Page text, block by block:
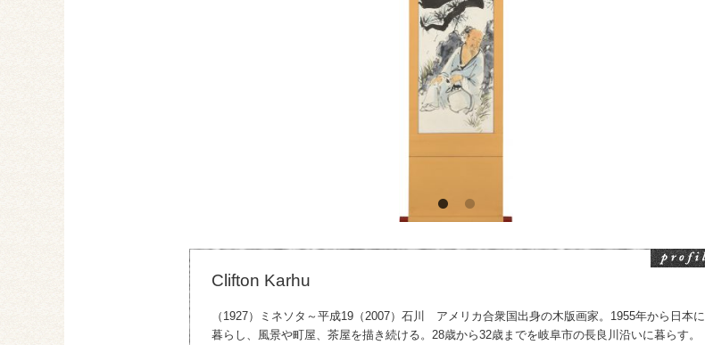
Clifton Karhu
（1927）ミネソタ～平成19（2007）石川 アメリカ合衆国出身の木版画家。1955年から日本に
暮らし、風景や町屋、茶屋を描き続ける。28歳から32歳までを岐阜市の長良川沿いに暮らす。